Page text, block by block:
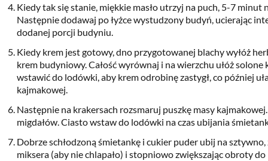
Kiedy tak się stanie, miękkie masło utrzyj na puch, 5-7 minut
Następnie dodawaj po łyżce wystudzony budyń, ucierając
dodanej porcji budyniu.
Kiedy krem jest gotowy, dno przygotowanej blachy wyłóż
krem budyniowy. Całość wyrównaj i na wierzchu ułóż solone
wstawić do lodówki, aby krem odrobinę zastygł, co później
kajmakowej.
Następnie na krakersach rozsmaruj puszkę masy
migdałów. Ciasto wstaw do lodówki na czas ubijania
Dobrze schłodzoną śmietankę i cukier puder ubij na
miksera (aby nie chlapało) i stopniowo zwiększając obroty